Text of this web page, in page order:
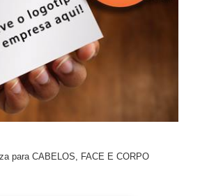
para CABELOS, FACE E CORPO